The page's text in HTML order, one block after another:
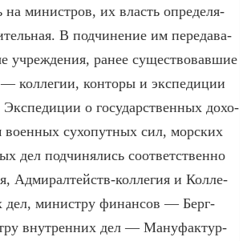
на ми­ни­ст­ров, их власть оп­ре­де­ля­
В под­чи­не­ние им пе­ре­да­ва­
уч­ре­ж­де­ния, ра­нее су­ще­ст­во­вав­шие
— кол­ле­гии, кон­то­ры и экс­пе­ди­ции
о государственных до­хо­
су­хо­пут­ных сил, морских
дел под­чи­ня­лись со­от­вет­ст­вен­но
Ад­ми­рал­тейств-кол­ле­гия и Кол­ле­
дел, ми­ни­ст­ру фи­нан­сов — Берг-
внутренних дел — Ма­нуфак­тур-